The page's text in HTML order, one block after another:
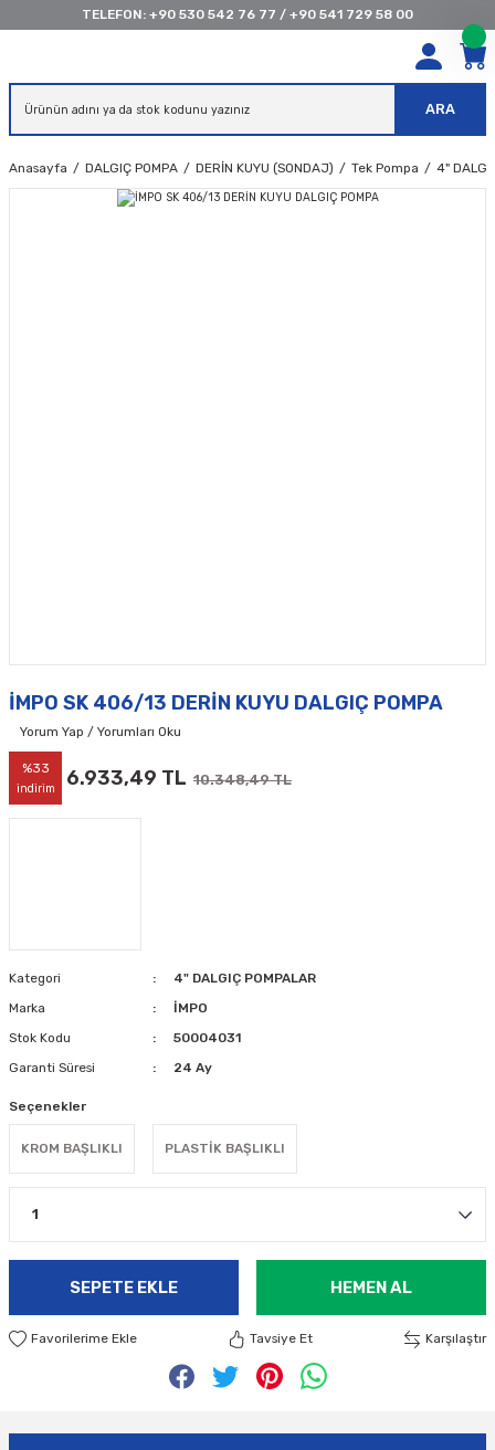
TELEFON: +90 530 542 76 77 / +90 541 729 58 00
ARA
Anasayfa DALGIÇ POMPA DERİN KUYU (SONDAJ) Tek Pompa 4"
İMPO SK 406/13 DERİN KUYU DALGIÇ POMPA
Yorum Yap / Yorumları Oku
%33
indirim 6.933,49 TL 10.348,49 TL
Kategori
4" DALGIÇ POMPALAR
Marka
İMPO
Stok Kodu
50004031
Garanti Süresi
24 Ay
Seçenekler
KROM BAŞLIKLI PLASTİK BAŞLIKLI
SEPETE EKLE HEMEN AL
Tavsiye Et Karşılaştır